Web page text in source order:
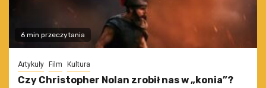
6 min przeczytania
Artykuły Film Kultura
Czy Christopher Nolan zrobił nas w „konia”?